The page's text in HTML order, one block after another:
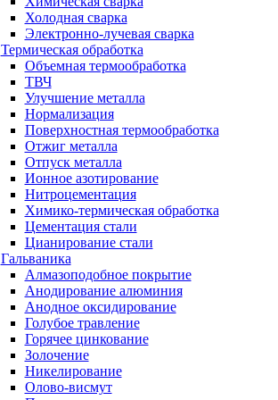
Холодная сварка
Электронно-лучевая сварка
Термическая обработка
Объемная термообработка
ТВЧ
Улучшение металла
Нормализация
Поверхностная термообработка
Отжиг металла
Отпуск металла
Ионное азотирование
Нитроцементация
Химико-термическая обработка
Цементация стали
Цианирование стали
Гальваника
Алмазоподобное покрытие
Анодирование алюминия
Анодное оксидирование
Голубое травление
Горячее цинкование
Золочение
Никелирование
Олово-висмут